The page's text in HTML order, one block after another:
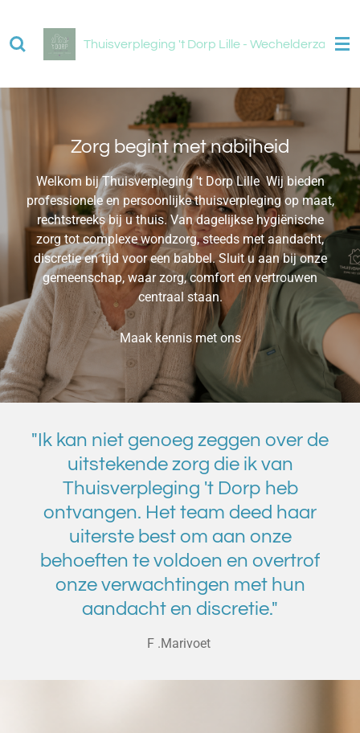
direct
naar
Thuisverpleging 't Dorp Lille - Wechelderzande -
Zorg begint met nabijheid
Welkom bij Thuisverpleging 't Dorp Lille Wij bieden
professionele en persoonlijke thuisverpleging op maat,
rechtstreeks bij u thuis. Van dagelijkse hygiënische
zorg tot complexe wondzorg, steeds met aandacht,
discretie en tijd voor een babbel. Sluit u aan bij onze
gemeenschap, waar zorg, comfort en vertrouwen
centraal staan.
Maak kennis met ons
"Ik kan niet genoeg zeggen over de
uitstekende zorg die ik van
Thuisverpleging 't Dorp heb
ontvangen. Het team deed haar
uiterste best om aan onze
behoeften te voldoen en overtrof
onze verwachtingen met hun
aandacht en discretie."
F .Marivoet